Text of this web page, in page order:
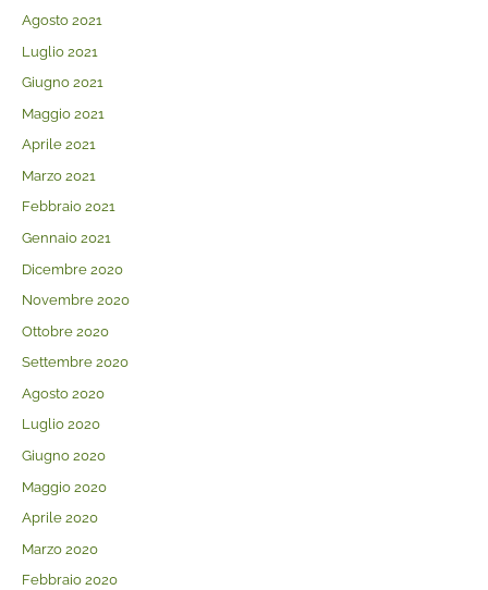
Agosto 2021
Luglio 2021
Giugno 2021
Maggio 2021
Aprile 2021
Marzo 2021
Febbraio 2021
Gennaio 2021
Dicembre 2020
Novembre 2020
Ottobre 2020
Settembre 2020
Agosto 2020
Luglio 2020
Giugno 2020
Maggio 2020
Aprile 2020
Marzo 2020
Febbraio 2020